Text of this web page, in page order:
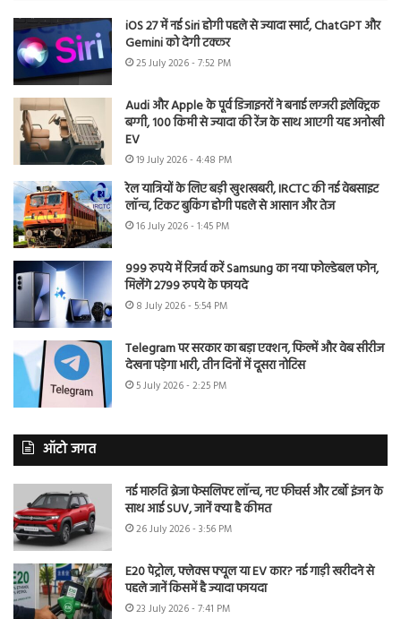
iOS 27 में नई Siri होगी पहले से ज्यादा स्मार्ट, ChatGPT और
Gemini को देगी टक्कर
25 July 2026 - 7:52 PM
Audi और Apple के पूर्व डिजाइनरों ने बनाई लग्जरी इलेक्ट्रिक
बग्गी, 100 किमी से ज्यादा की रेंज के साथ आएगी यह अनोखी
EV
19 July 2026 - 4:48 PM
रेल यात्रियों के लिए बड़ी खुशखबरी, IRCTC की नई वेबसाइट
लॉन्च, टिकट बुकिंग होगी पहले से आसान और तेज
16 July 2026 - 1:45 PM
999 रुपये में रिजर्व करें Samsung का नया फोल्डेबल फोन,
मिलेंगे 2799 रुपये के फायदे
8 July 2026 - 5:54 PM
Telegram पर सरकार का बड़ा एक्शन, फिल्में और वेब सीरीज
देखना पड़ेगा भारी, तीन दिनों में दूसरा नोटिस
5 July 2026 - 2:25 PM
ऑटो जगत
नई मारुति ब्रेजा फेसलिफ्ट लॉन्च, नए फीचर्स और टर्बो इंजन के
साथ आई SUV, जानें क्या है कीमत
26 July 2026 - 3:56 PM
E20 पेट्रोल, फ्लेक्स फ्यूल या EV कार? नई गाड़ी खरीदने से
पहले जानें किसमें है ज्यादा फायदा
23 July 2026 - 7:41 PM